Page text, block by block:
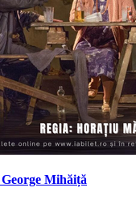
George Mihăiță